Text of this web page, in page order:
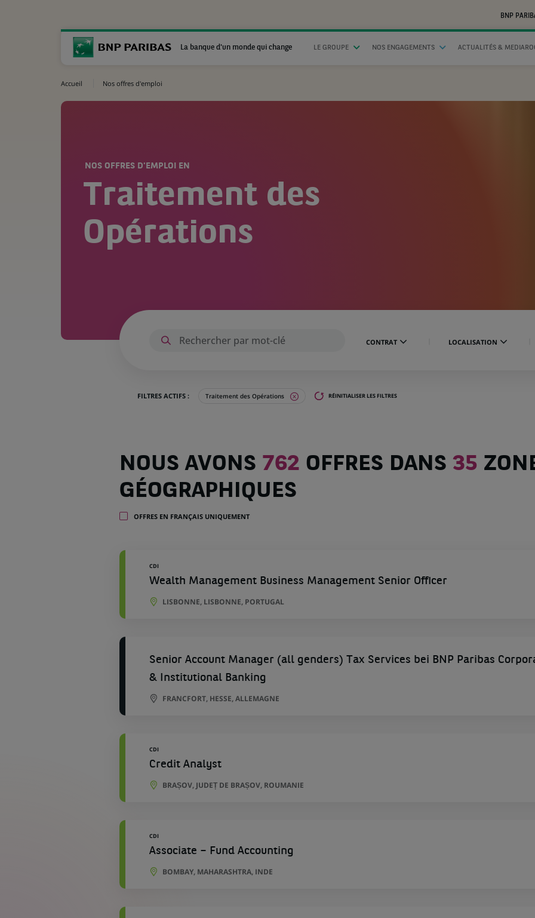
BNP
La banque d'un monde qui change LE GROUPE NOS ENGAGEMENTS ACTUALITÉS &
Accueil Nos offres d'emploi
NOS OFFRES D'EMPLOI EN
Traitement des
Opérations
CONTRAT LOCALISATION
FILTRES ACTIFS : Traitement des Opérations RÉINITIALISER LES FILTRES
Nous
avons
762
offres
35
NOUS AVONS 762 OFFRES DANS 35
GÉOGRAPHIQUES
OFFRES EN FRANÇAIS UNIQUEMENT
CDI
Wealth Management Business Management Senior Officer
LISBONNE, LISBONNE, PORTUGAL
Senior Account Manager (all genders) Tax Services bei BNP Paribas
& Institutional Banking
FRANCFORT, HESSE, ALLEMAGNE
CDI
Credit Analyst
BRAȘOV, JUDEȚ DE BRAȘOV, ROUMANIE
CDI
Associate – Fund Accounting
BOMBAY, MAHARASHTRA, INDE